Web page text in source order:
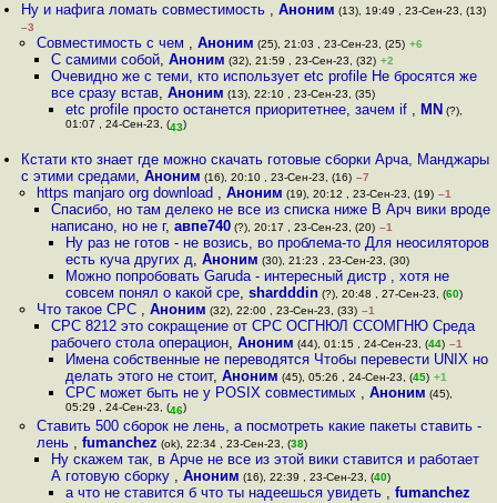
Ну и нафига ломать совместимость ,Аноним (13), 19:49 , 23-Сен-23, (13)
–3
Совместимость с чем , Аноним (25), 21:03 , 23-Сен-23, (25) +6
С самими собой, Аноним (32), 21:59 , 23-Сен-23, (32) +2
Очевидно же с теми, кто использует etc profile Не бросятся же
все сразу встав, Аноним (13), 22:10 , 23-Сен-23, (35)
etc profile просто останется приоритетнее, зачем if , MN (?),
01:07 , 24-Сен-23, (43)
Кстати кто знает где можно скачать готовые сборки Арча, Манджары
с этими средами,Аноним (16), 20:10 , 23-Сен-23, (16) –7
https manjaro org download , Аноним (19), 20:12 , 23-Сен-23, (19) –1
Спасибо, но там делеко не все из списка ниже В Арч вики вроде
написано, но не г, авпе740(?), 20:17 , 23-Сен-23, (20) –1
Ну раз не готов - не возись, во проблема-то Для неосиляторов
есть куча других д,Аноним (30), 21:23 , 23-Сен-23, (30)
Можно попробовать Garuda - интересный дистр , хотя не
совсем понял о какой сре,shardddin (?), 20:48 , 27-Сен-23, (60)
Что такое СРС , Аноним (32), 22:00 , 23-Сен-23, (33) –1
СРС 8212 это сокращение от СРС ОСГНЮЛ ССОМГНЮ Среда
рабочего стола операцион, Аноним (44), 01:15 , 24-Сен-23, (44) –1
Имена собственные не переводятся Чтобы перевести UNIX но
делать этого не стоит,Аноним (45), 05:26 , 24-Сен-23, (45) +1
СРС может быть не у POSIX совместимых ,Аноним (45),
05:29 , 24-Сен-23, (46)
Ставить 500 сборок не лень, а посмотреть какие пакеты ставить -
лень , fumanchez (ok), 22:34 , 23-Сен-23, (38)
Ну скажем так, в Арче не все из этой вики ставится и работает
А готовую сборку , Аноним (16), 22:39 , 23-Сен-23, (40)
а что не ставится б что ты надеешься увидеть ,fumanchez